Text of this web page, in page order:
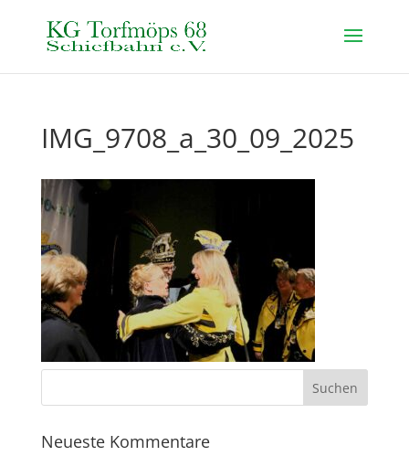
IMG_9708_a_30_09_2025
Neueste Kommentare